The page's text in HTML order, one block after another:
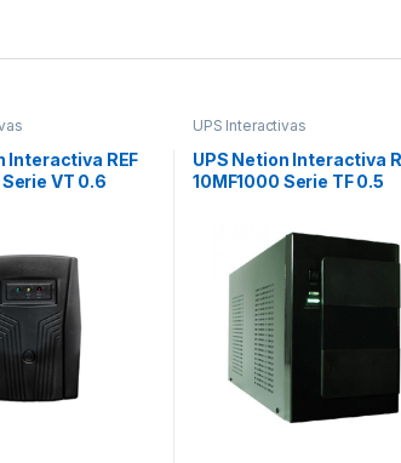
Interactiva REF
VT 0.6
UPS Interactivas
UPS Netion Interactiva
10MF1000 Serie TF 0.5